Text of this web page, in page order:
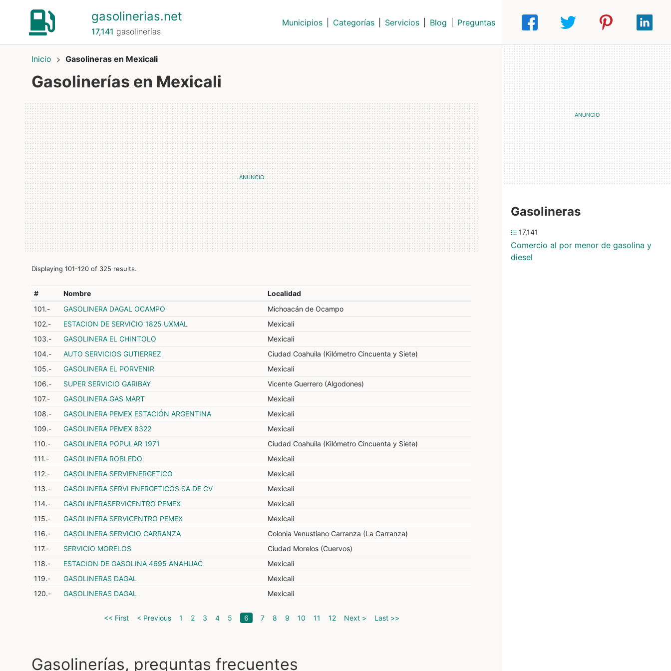
gasolinerias.net
17,141 gasolinerías
Municipios Categorías Servicios Blog Preguntas
Inicio Gasolineras en Mexicali
Gasolinerías en Mexicali
Displaying 101-120 of 325 results.
# Nombre
Localidad
101.-
GASOLINERA DAGAL OCAMPO
Michoacán de Ocampo
102.-
ESTACION DE SERVICIO 1825 UXMAL
Mexicali
103.-
GASOLINERA EL CHINTOLO
Mexicali
104.-
AUTO SERVICIOS GUTIERREZ
Ciudad Coahuila (Kilómetro Cincuenta y Siete)
105.-
GASOLINERA EL PORVENIR
Mexicali
106.-
SUPER SERVICIO GARIBAY
Vicente Guerrero (Algodones)
107.-
GASOLINERA GAS MART
Mexicali
108.-
GASOLINERA PEMEX ESTACIÓN ARGENTINA
Mexicali
109.-
GASOLINERA PEMEX 8322
Mexicali
110.-
GASOLINERA POPULAR 1971
Ciudad Coahuila (Kilómetro Cincuenta y Siete)
111.-
GASOLINERA ROBLEDO
Mexicali
112.-
GASOLINERA SERVIENERGETICO
Mexicali
113.-
GASOLINERA SERVI ENERGETICOS SA DE CV
Mexicali
114.-
GASOLINERASERVICENTRO PEMEX
Mexicali
115.-
GASOLINERA SERVICENTRO PEMEX
Mexicali
116.-
GASOLINERA SERVICIO CARRANZA
Colonia Venustiano Carranza (La Carranza)
117.-
SERVICIO MORELOS
Ciudad Morelos (Cuervos)
118.-
ESTACION DE GASOLINA 4695 ANAHUAC
Mexicali
119.-
GASOLINERAS DAGAL
Mexicali
120.-
GASOLINERAS DAGAL Mexicali
<< First < Previous 1 2 3 4 5 6(current)
7 8 9 10 11 12 Next > Last >>
Gasolinerías, preguntas frecuentes
Gasolineras
17,141
Comercio al por menor de gasolina y
diesel